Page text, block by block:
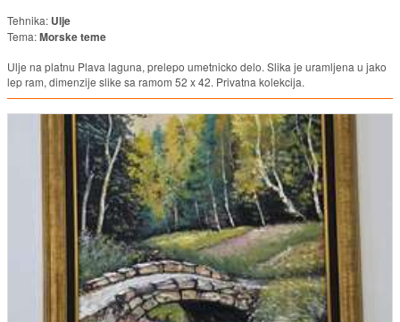
Tehnika: Ulje
Tema:Morske teme
Ulje na platnu Plava laguna, prelepo umetnicko delo. Slika je uramljena u jako
lep ram, dimenzije slike sa ramom 52 x 42. Privatna kolekcija.